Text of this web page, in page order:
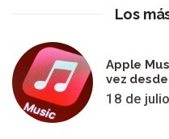
Los
Apple
vez
18 de